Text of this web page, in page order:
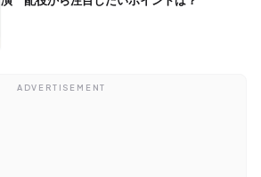
ADVERTISEMENT